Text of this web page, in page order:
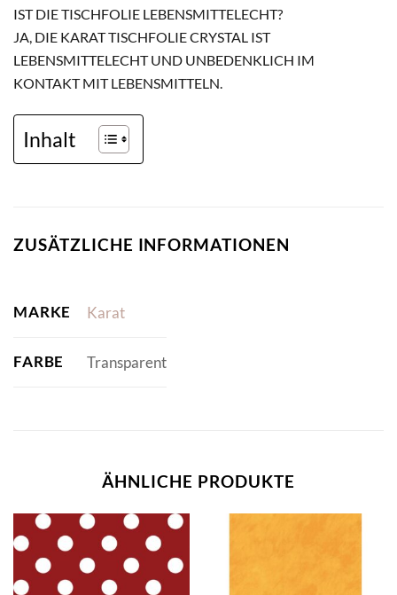
IST DIE TISCHFOLIE LEBENSMITTELECHT?
JA, DIE KARAT TISCHFOLIE CRYSTAL IST
LEBENSMITTELECHT UND UNBEDENKLICH IM
KONTAKT MIT LEBENSMITTELN.
Inhalt
ZUSÄTZLICHE INFORMATIONEN
MARKE Karat
FARBE Transparent
ÄHNLICHE PRODUKTE